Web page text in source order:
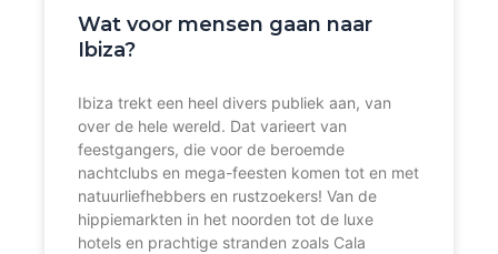
Wat voor mensen gaan naar
Ibiza?
Ibiza trekt een heel divers publiek aan, van
over de hele wereld. Dat varieert van
feestgangers, die voor de beroemde
nachtclubs en mega-feesten komen tot en met
natuurliefhebbers en rustzoekers! Van de
hippiemarkten in het noorden tot de luxe
hotels en prachtige stranden zoals Cala